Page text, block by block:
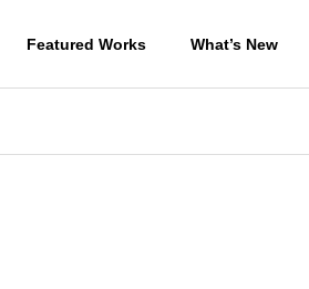
Featured Works What’s New